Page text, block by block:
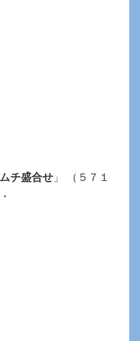
チ盛合せ 」 （５７１